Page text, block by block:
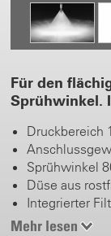
Für den
Sprühwinkel.
Druckbereich
Sprühwinkel
Düse aus
Integrierter
Feine
Mehr lesen